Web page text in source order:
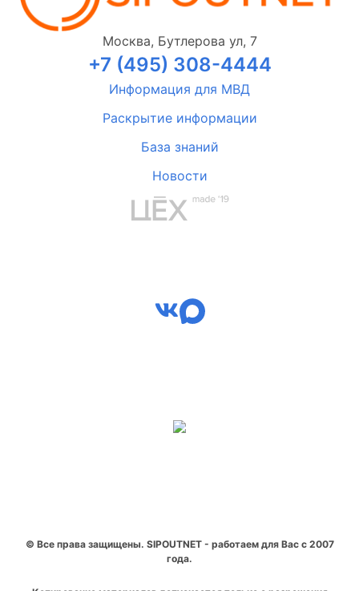
Москва, Бутлерова ул, 7
+7 (495) 308-4444
Информация для МВД
Раскрытие информации
База знаний
Новости
© Все права защищены. SIPOUTNET - работаем для Вас с 2007
года.